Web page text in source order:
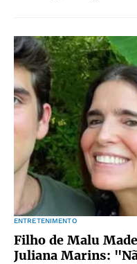
ENTRETENIMENTO
Filho de Malu
Juliana Marins: